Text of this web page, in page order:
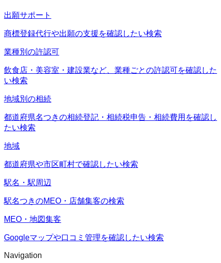
出願サポート
商標登録代行や出願の支援を確認したい検索
業種別の許認可
飲食店・美容室・建設業など、業種ごとの許認可を確認した
い検索
地域別の相続
都道府県名つきの相続登記・相続税申告・相続費用を確認し
たい検索
地域
都道府県や市区町村で確認したい検索
駅名・駅周辺
駅名つきのMEO・店舗集客の検索
MEO・地図集客
Googleマップや口コミ管理を確認したい検索
Navigation